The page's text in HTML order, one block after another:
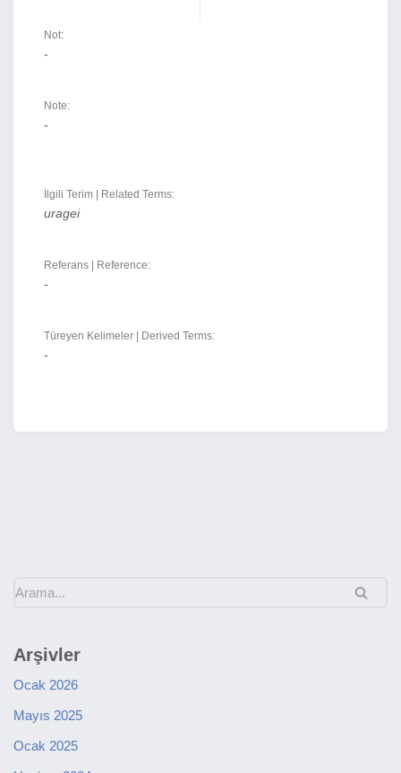
Not:
-
Note:
-
İlgili Terim | Related Terms:
uragei
Referans | Reference:
-
Türeyen Kelimeler | Derived Terms:
-
Arşivler
Ocak 2026
Mayıs 2025
Ocak 2025